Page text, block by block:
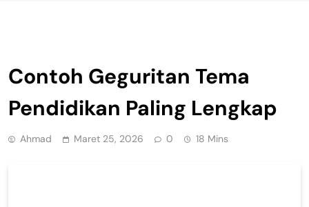
Contoh Geguritan Tema
Pendidikan Paling Lengkap
Ahmad Maret 25, 2026 0 18 Mins